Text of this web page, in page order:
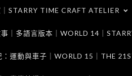
STARRY TIME CRAFT ATELIER
｜多語言版本｜WORLD 14｜
運動與車子｜WORLD 15｜THE